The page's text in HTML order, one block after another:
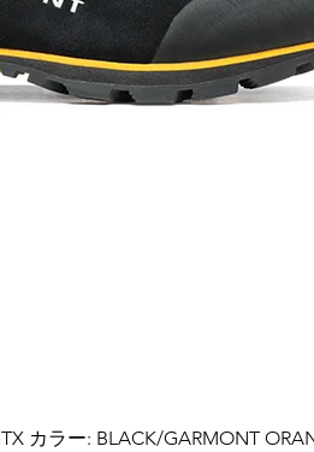
ックビュー
カラー: BLACK/GARMONT